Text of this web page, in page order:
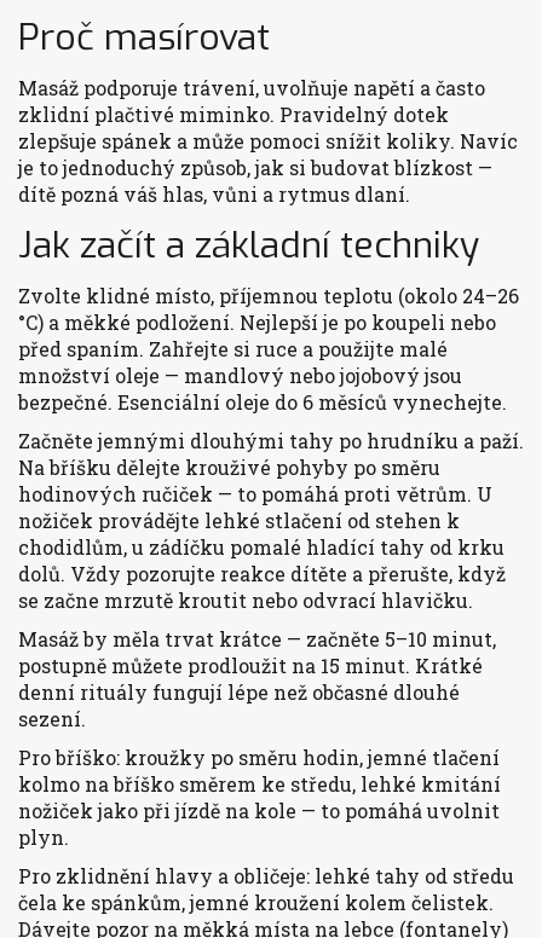
Proč masírovat
Masáž podporuje trávení, uvolňuje napětí a často
zklidní plačtivé miminko. Pravidelný dotek
zlepšuje spánek a může pomoci snížit koliky. Navíc
je to jednoduchý způsob, jak si budovat blízkost —
dítě pozná váš hlas, vůni a rytmus dlaní.
Jak začít a základní techniky
Zvolte klidné místo, příjemnou teplotu (okolo 24–26
°C) a měkké podložení. Nejlepší je po koupeli nebo
před spaním. Zahřejte si ruce a použijte malé
množství oleje — mandlový nebo jojobový jsou
bezpečné. Esenciální oleje do 6 měsíců vynechejte.
Začněte jemnými dlouhými tahy po hrudníku a paží.
Na bříšku dělejte krouživé pohyby po směru
hodinových ručiček — to pomáhá proti větrům. U
nožiček provádějte lehké stlačení od stehen k
chodidlům, u zádíčku pomalé hladící tahy od krku
dolů. Vždy pozorujte reakce dítěte a přerušte, když
se začne mrzutě kroutit nebo odvrací hlavičku.
Masáž by měla trvat krátce — začněte 5–10 minut,
postupně můžete prodloužit na 15 minut. Krátké
denní rituály fungují lépe než občasné dlouhé
sezení.
Pro bříško: kroužky po směru hodin, jemné tlačení
kolmo na bříško směrem ke středu, lehké kmitání
nožiček jako při jízdě na kole — to pomáhá uvolnit
plyn.
Pro zklidnění hlavy a obličeje: lehké tahy od středu
čela ke spánkům, jemné kroužení kolem čelistek.
Dávejte pozor na měkká místa na lebce (fontanely)